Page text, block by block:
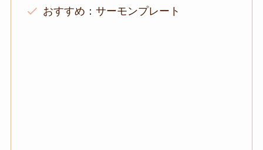
おすすめ：サーモンプレート